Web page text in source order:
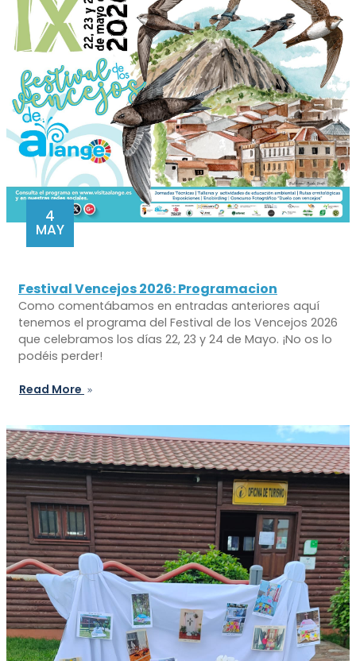
4
MAY
Festival Vencejos 2026: Programacion
Como comentábamos en entradas anteriores aquí
tenemos el programa del Festival de los Vencejos 2026
que celebramos los días 22, 23 y 24 de Mayo. ¡No os lo
podéis perder!
Read More